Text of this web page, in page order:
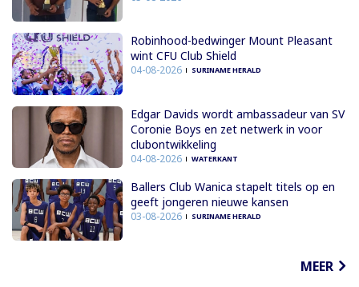
Robinhood-bedwinger Mount Pleasant
wint CFU Club Shield
04-08-2026 SURINAME HERALD
Edgar Davids wordt ambassadeur van SV
Coronie Boys en zet netwerk in voor
clubontwikkeling
04-08-2026 WATERKANT
Ballers Club Wanica stapelt titels op en
geeft jongeren nieuwe kansen
03-08-2026 SURINAME HERALD
MEER